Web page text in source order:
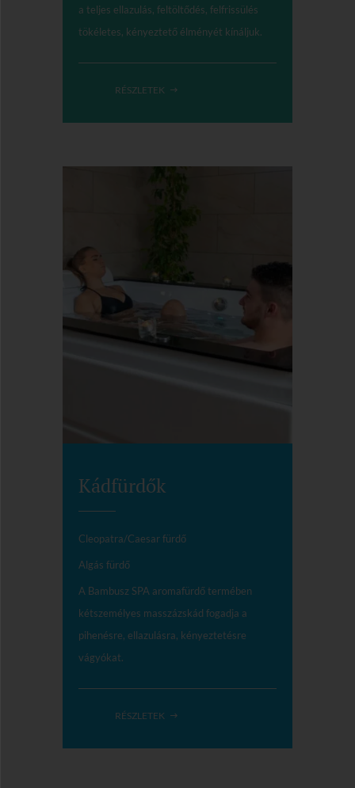
a teljes ellazulás, feltöltődés, felfrissülés
tökéletes, kényeztető élményét kínáljuk.
RÉSZLETEK
Kádfürdők
Cleopatra/Caesar fürdő
Algás fürdő
A Bambusz SPA aromafürdő termében
kétszemélyes masszázskád fogadja a
pihenésre, ellazulásra, kényeztetésre
vágyókat.
RÉSZLETEK